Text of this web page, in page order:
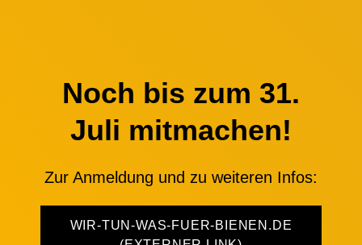
Noch bis zum 31.
Juli mitmachen!
Zur Anmeldung und zu weiteren Infos:
WIR-TUN-WAS-FUER-BIENEN.DE